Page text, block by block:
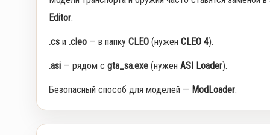
Editor.
.cs и .cleo — в папку CLEO (нужен CLEO 4).
.asi — рядом с gta_sa.exe (нужен ASI Loader).
Безопасный способ для моделей — ModLoader.